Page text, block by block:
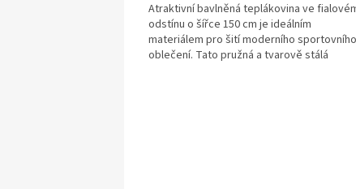
Atraktivní bavlněná teplákovina ve
odstínu o šířce 150 cm je ideálním
materiálem pro šití moderního sportovního
oblečení. Tato pružná a tvarově stálá